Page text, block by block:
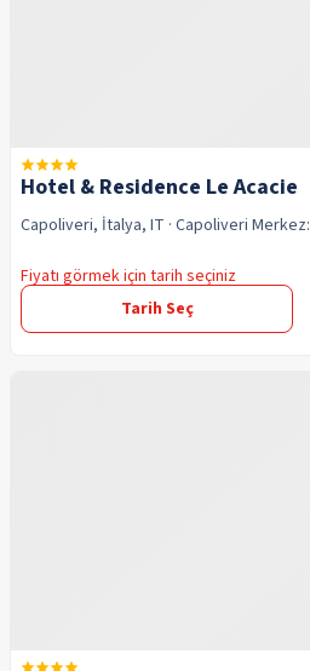
Hotel & Residence Le Acacie
Capoliveri, İtalya, IT · Capoliveri Merkez:
Fiyatı görmek için tarih seçiniz
Tarih Seç